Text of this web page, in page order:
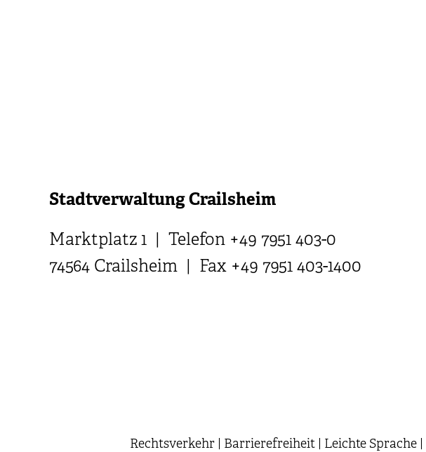
Stadtverwaltung Crailsheim
Marktplatz 1 | Telefon +49 7951 403-0
74564 Crailsheim | Fax +49 7951 403-1400
Rechtsverkehr Barrierefreiheit Leichte Sprache